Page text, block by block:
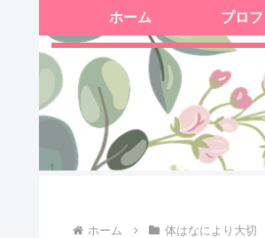
ホーム プロ
ホーム 体はなにより大切